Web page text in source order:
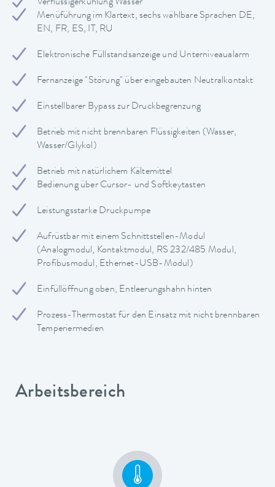
Verflüssigerkühlung Wasser
Menüführung im Klartext, sechs wählbare Sprachen DE,
EN, FR, ES, IT, RU
Elektronische Füllstandsanzeige und Unterniveaualarm
Fernanzeige "Störung" über eingebauten Neutralkontakt
Einstellbarer Bypass zur Druckbegrenzung
Betrieb mit nicht brennbaren Flüssigkeiten (Wasser,
Wasser/Glykol)
Betrieb mit natürlichem Kältemittel
Bedienung über Cursor- und Softkeytasten
Leistungsstarke Druckpumpe
Aufrüstbar mit einem Schnittstellen-Modul
(Analogmodul, Kontaktmodul, RS 232/485 Modul,
Profibusmodul, Ethernet-USB-Modul)
Einfüllöffnung oben, Entleerungshahn hinten
Prozess-Thermostat für den Einsatz mit nicht brennbaren
Temperiermedien
Arbeitsbereich